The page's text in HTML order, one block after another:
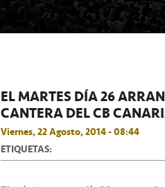
EL MARTES DÍA 26
CANTERA DEL CB
Viernes, 22 Agosto, 2014 - 08:44
ETIQUETAS: